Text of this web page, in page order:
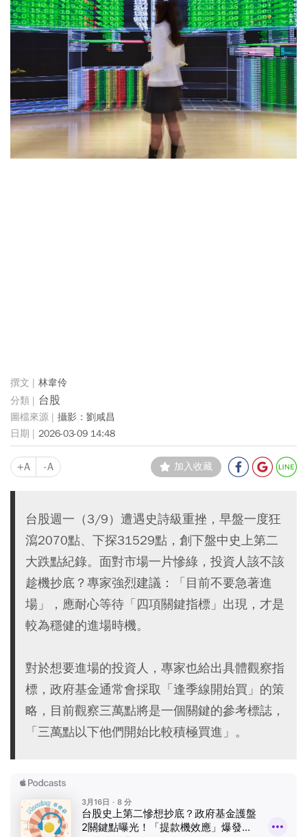
林韋伶
台股
攝影：劉咸昌
2026-03-09 14:48
+A -A 加入收藏
台股週一（3/9）遭遇史詩級重挫，早盤一度狂
瀉2070點、下探31529點，創下盤中史上第二
大跌點紀錄。面對市場一片慘綠，投資人該不該
趁機抄底？專家強烈建議：「目前不要急著進
場」，應耐心等待「四項關鍵指標」出現，才是
較為穩健的進場時機。
對於想要進場的投資人，專家也給出具體觀察指
標，政府基金通常會採取「逢季線開始買」的策
略，目前觀察三萬點將是一個關鍵的參考標誌，
「三萬點以下他們開始比較積極買進」。